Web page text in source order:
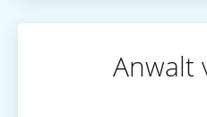
Anwalt